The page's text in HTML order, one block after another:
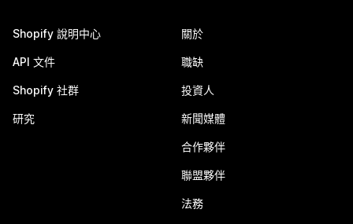
Shopify 說明中心
API 文件
Shopify 社群
研究
關於
職缺
投資人
新聞媒體
合作夥伴
聯盟夥伴
法務